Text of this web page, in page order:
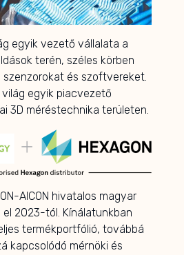
egyik vezető vállalata a
terén, széles körben
szenzorokat és szoftvereket.
világ egyik piacvezető
3D méréstechnika területen.
AICON hivatalos magyar
2023-tól. Kínálatunkban
termékportfólió, továbbá
kapcsolódó mérnöki és